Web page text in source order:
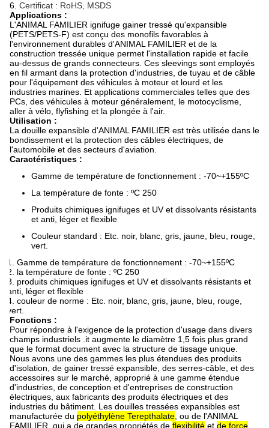
6. Certificat : RoHS, MSDS
Applications :
L'ANIMAL FAMILIER ignifuge gainer tressé qu'expansible
(PETS/PETS-F) est conçu des monofils favorables à
l'environnement durables d'ANIMAL FAMILIER et de la
construction tressée unique permet l'installation rapide et facile
au-dessus de grands connecteurs. Ces sleevings sont employés
en fil armant dans la protection d'industries, de tuyau et de câble
pour l'équipement des véhicules à moteur et lourd et les
industries marines. Et applications commerciales telles que des
PCs, des véhicules à moteur généralement, le motocyclisme,
aller à vélo, flyfishing et la plongée à l'air.
Utilisation :
La douille expansible d'ANIMAL FAMILIER est très utilisée dans le
bondissement et la protection des câbles électriques, de
l'automobile et des secteurs d'aviation.
Caractéristiques :
Gamme de température de fonctionnement : -70~+155ºC
La température de fonte : ºC 250
Produits chimiques ignifuges et UV et dissolvants résistants
et anti, léger et flexible
Couleur standard : Etc. noir, blanc, gris, jaune, bleu, rouge,
vert.
1. Gamme de température de fonctionnement : -70~+155ºC
2. la température de fonte : ºC 250
3. produits chimiques ignifuges et UV et dissolvants résistants et
anti, léger et flexible
4. couleur de norme : Etc. noir, blanc, gris, jaune, bleu, rouge,
vert.
Fonctions :
Pour répondre à l'exigence de la protection d'usage dans divers
champs industriels .it augmente le diamètre 1,5 fois plus grand
que le format document avec la structure de tissage unique.
Nous avons une des gammes les plus étendues des produits
d'isolation, de gainer tressé expansible, des serres-câble, et des
accessoires sur le marché, approprié à une gamme étendue
d'industries, de conception et d'entreprises de construction
électriques, aux fabricants des produits électriques et des
industries du bâtiment. Les douilles tressées expansibles est
manufacturée du polyéthylène Terepthalate , ou de l'ANIMAL
FAMILIER, qui a de grandes propriétés de flexibilité et de force